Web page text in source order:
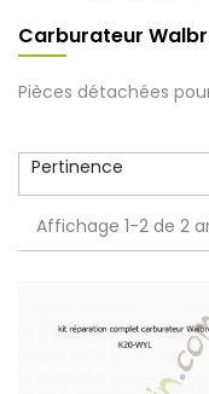
Carburateur
Pièces détachées
Pertinence
Affichage 1-2 de 2